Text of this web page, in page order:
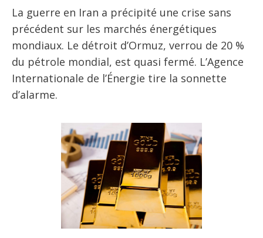
La guerre en Iran a précipité une crise sans
précédent sur les marchés énergétiques
mondiaux. Le détroit d’Ormuz, verrou de 20 %
du pétrole mondial, est quasi fermé. L’Agence
Internationale de l’Énergie tire la sonnette
d’alarme.